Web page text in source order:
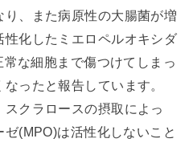
、また病原性の大腸菌が増
化したミエロペルオキシダ
な細胞まで傷つけてしまっ
ったと報告しています。
クラロースの摂取によっ
(MPO)は活性化しないこと